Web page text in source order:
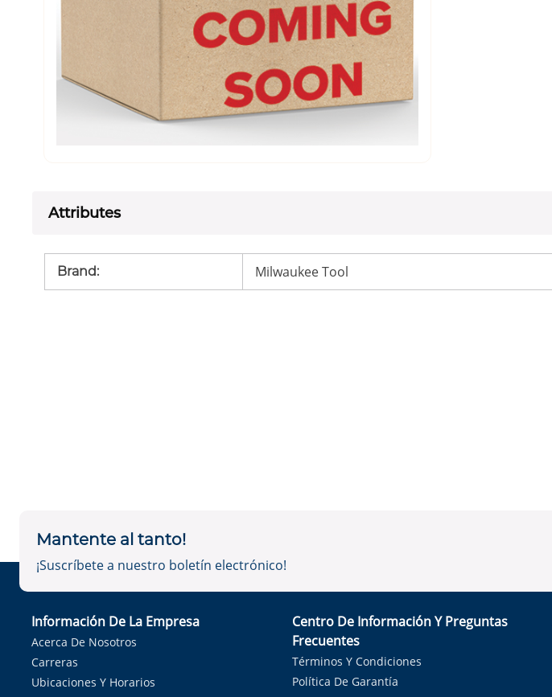
Attributes
Brand: Milwaukee Tool
Mantente al tanto!
¡Suscríbete a nuestro boletín electrónico!
Información De La Empresa
Acerca De Nosotros
Carreras
Ubicaciones Y Horarios
Centro De Información Y Preguntas
Frecuentes
Términos Y Condiciones
Política De Garantía